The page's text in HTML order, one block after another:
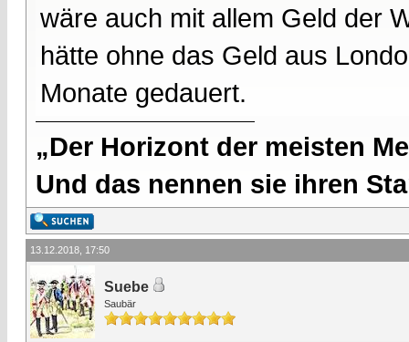
wäre auch mit allem Geld der
hätte ohne das Geld aus
Monate gedauert.
„Der Horizont der meisten
Und das nennen sie ihren
13.12.2018, 17:50
Suebe
Saubär